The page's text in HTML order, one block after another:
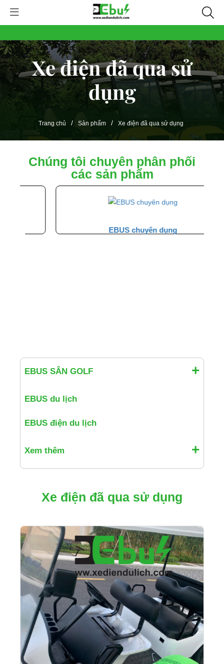
Xe điện đã qua sử
dụng
Trang chủ / Sản phẩm / Xe điện đã qua sử dụng
Chúng tôi chuyên phân phối
các sản phẩm
EBUS chuyên dụng
EBUS SÂN GOLF
EBUS du lịch
EBUS điện du lịch
Xem thêm
Xe điện đã qua sử dụng